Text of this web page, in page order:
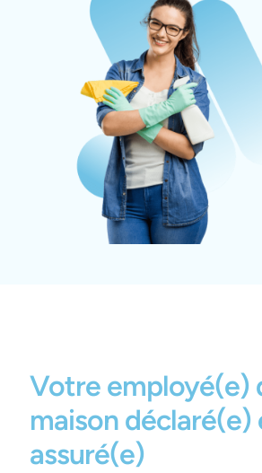
Votre employé(e)
maison déclaré(e)
assuré(e)